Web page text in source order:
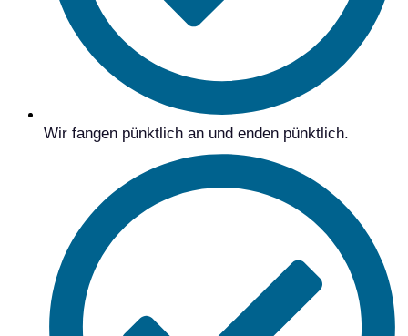
Wir fangen pünktlich an und enden pünktlich.